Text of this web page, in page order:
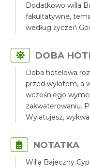
Dodatkowo willa
fakultatywne,
według życzeń
DOBA
Doba hotelowa
przed wylotem, a
wcześniego
zakwaterowaniu.
Wylatujesz,
NOTATKA
Willa Bajeczny